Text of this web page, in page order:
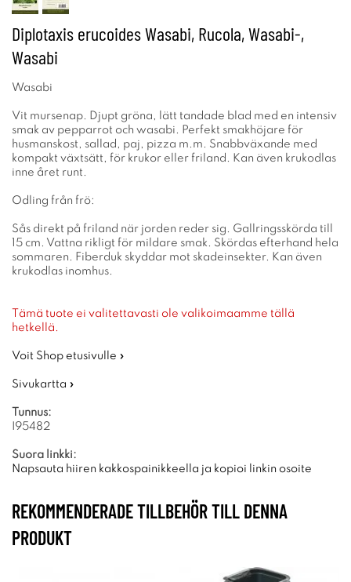
Diplotaxis erucoides Wasabi, Rucola, Wasabi-,
Wasabi
Wasabi
Vit mursenap. Djupt gröna, lätt tandade blad med en intensiv
smak av pepparrot och wasabi. Perfekt smakhöjare för
husmanskost, sallad, paj, pizza m.m. Snabbväxande med
kompakt växtsätt, för krukor eller friland. Kan även krukodlas
inne året runt.
Odling från frö:
Sås direkt på friland när jorden reder sig. Gallringsskörda till
15 cm. Vattna rikligt för mildare smak. Skördas efterhand hela
sommaren. Fiberduk skyddar mot skadeinsekter. Kan även
krukodlas inomhus.
Tämä tuote ei valitettavasti ole valikoimaamme tällä
hetkellä.
Voit Shop etusivulle »
Sivukartta »
Tunnus:
I95482
Suora linkki:
Napsauta hiiren kakkospainikkeella ja kopioi linkin osoite
REKOMMENDERADE TILLBEHÖR TILL DENNA
PRODUKT